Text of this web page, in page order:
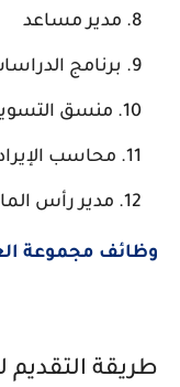
مدير مساعد
برنامج
منسق
محاسب
مدير رأس
وظائف مجموعة الغرير
طريقة التقديم